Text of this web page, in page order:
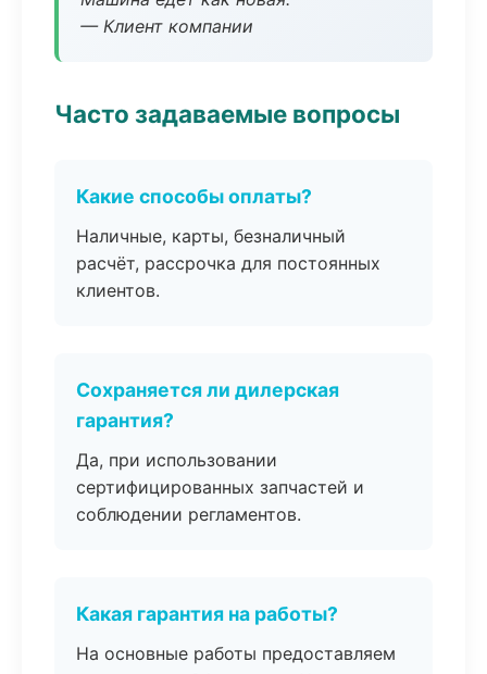
— Клиент компании
Часто задаваемые вопросы
Какие способы оплаты?
Наличные, карты, безналичный
расчёт, рассрочка для постоянных
клиентов.
Сохраняется ли дилерская
гарантия?
Да, при использовании
сертифицированных запчастей и
соблюдении регламентов.
Какая гарантия на работы?
На основные работы предоставляем